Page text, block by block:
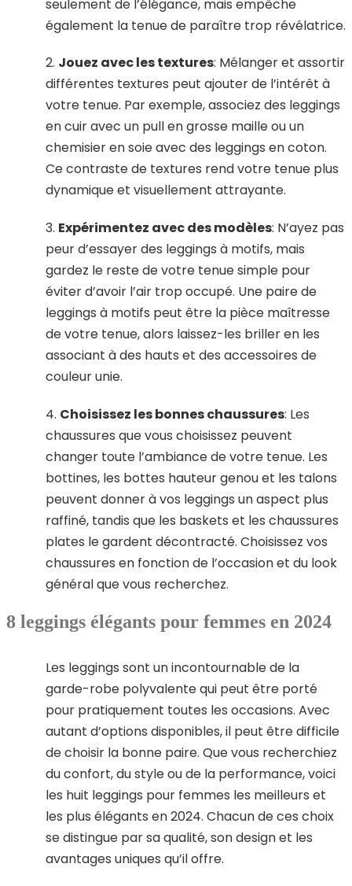
seulement de l’élégance, mais empêche
également la tenue de paraître trop révélatrice.
2. Jouez avec les textures: Mélanger et assortir
différentes textures peut ajouter de l’intérêt à
votre tenue. Par exemple, associez des leggings
en cuir avec un pull en grosse maille ou un
chemisier en soie avec des leggings en coton.
Ce contraste de textures rend votre tenue plus
dynamique et visuellement attrayante.
3. Expérimentez avec des modèles: N’ayez pas
peur d’essayer des leggings à motifs, mais
gardez le reste de votre tenue simple pour
éviter d’avoir l’air trop occupé. Une paire de
leggings à motifs peut être la pièce maîtresse
de votre tenue, alors laissez-les briller en les
associant à des hauts et des accessoires de
couleur unie.
4. Choisissez les bonnes chaussures: Les
chaussures que vous choisissez peuvent
changer toute l’ambiance de votre tenue. Les
bottines, les bottes hauteur genou et les talons
peuvent donner à vos leggings un aspect plus
raffiné, tandis que les baskets et les chaussures
plates le gardent décontracté. Choisissez vos
chaussures en fonction de l’occasion et du look
général que vous recherchez.
8 leggings élégants pour femmes en 2024
Les leggings sont un incontournable de la
garde-robe polyvalente qui peut être porté
pour pratiquement toutes les occasions. Avec
autant d’options disponibles, il peut être difficile
de choisir la bonne paire. Que vous recherchiez
du confort, du style ou de la performance, voici
les huit leggings pour femmes les meilleurs et
les plus élégants en 2024. Chacun de ces choix
se distingue par sa qualité, son design et les
avantages uniques qu’il offre.